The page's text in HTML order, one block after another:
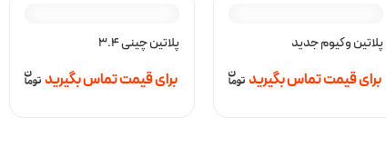
پلاتین وکیوم جدید
برای قیمت تماس بگیرید
پلاتین چینی 3.4
برای قیمت تماس بگیرید